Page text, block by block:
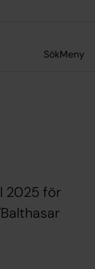
SökMeny
2025 för